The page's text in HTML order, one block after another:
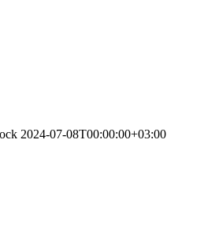
2024-07-08T00:00:00+03:00